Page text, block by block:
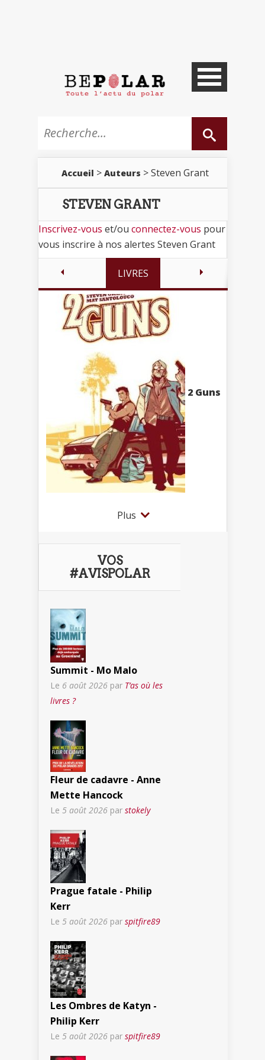
Accueil > Auteurs > Steven Grant
STEVEN GRANT
Inscrivez-vous et/ou connectez-vous pour
vous inscrire à nos alertes Steven Grant
LIVRES
2 Guns
Plus
VOS
#AVISPOLAR
Summit - Mo Malo
Le 6 août 2026 par T’as où les
livres ?
Fleur de cadavre - Anne
Mette Hancock
Le 5 août 2026 par stokely
Prague fatale - Philip
Kerr
Le 5 août 2026 par spitfire89
Les Ombres de Katyn -
Philip Kerr
Le 5 août 2026 par spitfire89